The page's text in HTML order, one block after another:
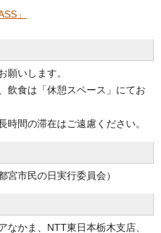
」
願いします。
飲食は「休憩スペース」にてお
時間の滞在はご遠慮ください。
宮市民の日実行委員会）
なかま、NTT東日本栃木支店、